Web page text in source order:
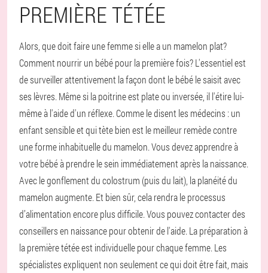
PREMIÈRE TÉTÉE
Alors, que doit faire une femme si elle a un mamelon plat?
Comment nourrir un bébé pour la première fois? L'essentiel est
de surveiller attentivement la façon dont le bébé le saisit avec
ses lèvres. Même si la poitrine est plate ou inversée, il l'étire lui-
même à l'aide d'un réflexe. Comme le disent les médecins : un
enfant sensible et qui tète bien est le meilleur remède contre
une forme inhabituelle du mamelon. Vous devez apprendre à
votre bébé à prendre le sein immédiatement après la naissance.
Avec le gonflement du colostrum (puis du lait), la planéité du
mamelon augmente. Et bien sûr, cela rendra le processus
d’alimentation encore plus difficile. Vous pouvez contacter des
conseillers en naissance pour obtenir de l'aide. La préparation à
la première tétée est individuelle pour chaque femme. Les
spécialistes expliquent non seulement ce qui doit être fait, mais